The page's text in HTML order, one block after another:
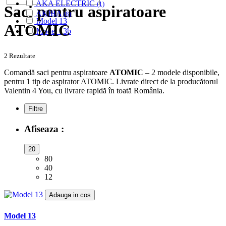
AKA ELECTRIC (1)
AKIBA (8)
ALASKA
ALBATROS
ALLERGY CARE (1)
ALMERIA (1)
ALPINA (10)
ALTIC
ALTO
ALTUS
AMADIS
AMROS
AMSTAR
AMSTERDAM
AMSTRAD
APL (3)
Model 13
Model 13b
Saci pentru aspiratoare
ATOMIC
2 Rezultate
Comandă saci pentru aspiratoare ATOMIC – 2 modele disponibile,
pentru 1 tip de aspirator ATOMIC. Livrate direct de la producătorul
Valentin 4 You, cu livrare rapidă în toată România.
Filtre
Afiseaza :
20
80
40
12
Adauga in cos
Model 13